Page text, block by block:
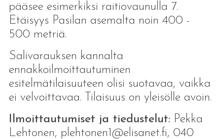
pääsee esimerkiksi raitiovaunulla 7.
Etäisyys Pasilan asemalta noin 400 -
500 metriä.
Salivarauksen kannalta
ennakkoilmoittautuminen
esitelmätilaisuuteen olisi suotavaa, vaikka
ei velvoittavaa. Tilaisuus on yleisölle avoin.
Ilmoittautumiset ja tiedustelut: Pekka
Lehtonen, plehtonen1@elisanet.fi, 040